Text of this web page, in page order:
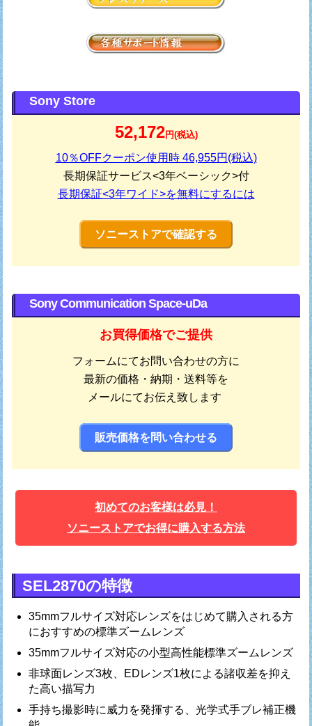
Sony Store
52,172円(税込)
10％OFFクーポン使用時 46,955円(税込)
長期保証サービス<3年ベーシック>付
長期保証<3年ワイド>を無料にするには
ソニーストアで確認する
Sony Communication Space-uDa
お買得価格でご提供
フォームにてお問い合わせの方に
最新の価格・納期・送料等を
メールにてお伝え致します
販売価格を問い合わせる
初めてのお客様は必見！
ソニーストアでお得に購入する方法
SEL2870の特徴
35mmフルサイズ対応レンズをはじめて購入される方
におすすめの標準ズームレンズ
35mmフルサイズ対応の小型高性能標準ズームレンズ
非球面レンズ3枚、EDレンズ1枚による諸収差を抑え
た高い描写力
手持ち撮影時に威力を発揮する、光学式手ブレ補正機